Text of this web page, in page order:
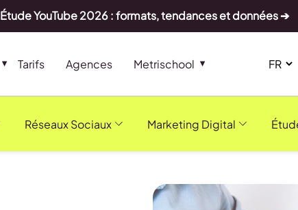
Étude YouTube 2026 : formats, tendances et données ➔
Tarifs Agences Metrischool
Réseaux Sociaux Marketing Digital